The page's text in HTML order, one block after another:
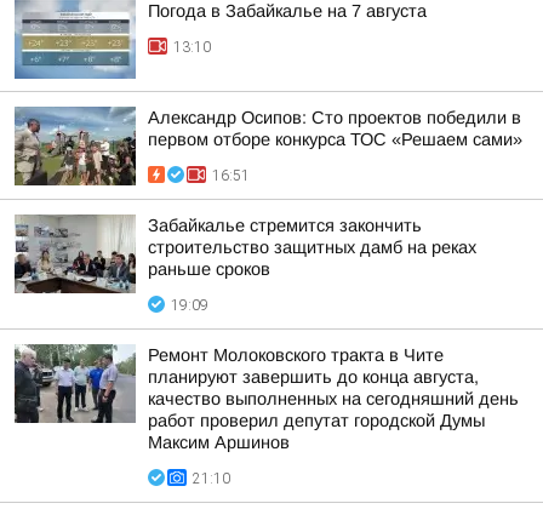
Погода в Забайкалье на 7 августа
13:10
Александр Осипов: Сто проектов победили в
первом отборе конкурса ТОС «Решаем сами»
16:51
Забайкалье стремится закончить
строительство защитных дамб на реках
раньше сроков
19:09
Ремонт Молоковского тракта в Чите
планируют завершить до конца августа,
качество выполненных на сегодняшний день
работ проверил депутат городской Думы
Максим Аршинов
21:10